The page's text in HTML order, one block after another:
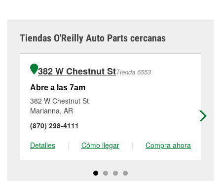
Tiendas O'Reilly Auto Parts cercanas
382 W Chestnut StTienda 6553
Abre a las 7am
382 W Chestnut St
Marianna, AR
(870) 298-4111
Detalles
| Cómo llegar | Compra ahora